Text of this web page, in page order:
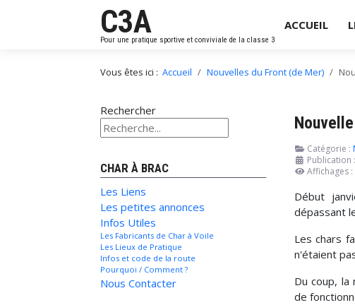
C3A
Pour une pratique sportive et conviviale de la classe 3
ACCUEIL
Vous êtes ici : Accueil Nouvelles du Front (de Mer)
Rechercher
CHAR À BRAC
Les Liens
Les petites annonces
Infos Utiles
Les Fabricants de Char à Voile
Les Lieux de Pratique
Infos et code de la route
Pourquoi / Comment ?
Nous Contacter
Catégorie :
Publication
Affichages :
Début
dépassant
Les chars
n'étaient
Du coup,
de